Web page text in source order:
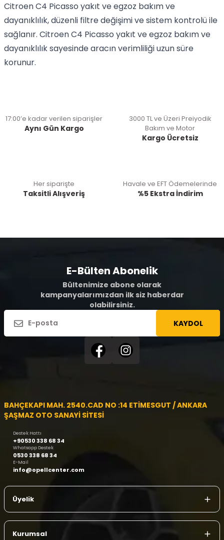
Citroen C4 Picasso yakıt ve egzoz bakım ve
dayanıklılık, düzenli filtre değişimi ve sistem kontrolü ile
sağlanır. Citroen C4 Picasso yakıt ve egzoz bakım ve
dayanıklılık sayesinde aracın verimliliği uzun süre
korunur.
17:00’e kadar verilen siparişler
Aynı Gün Kargo
3000 TL ve Üzeri Preiyodik
Bakım ve Motor
Kargo Ücretsiz
Her siparişte
Taksitli Alışveriş
Havale ve EFT Ödemelerinde
%5 Ekstra İndirim
E-Bülten Abonelik
Bültenimize abone olarak
kampanyalarımızdan ilk siz haberdar
olabilirsiniz.
KAYDOL
BAHÇEKAPI MAH. 2540.CAD NO :14 ETİMESGUT / ANKARA
ŞAŞMAZ OTO SANAYİ SİTESİ
Destek Hattı
+90530 338 68 34
Whatsapp Destek
0530 338 68 34
E-Mail
info@opellcenter.com
Üyelik
Kurumsal